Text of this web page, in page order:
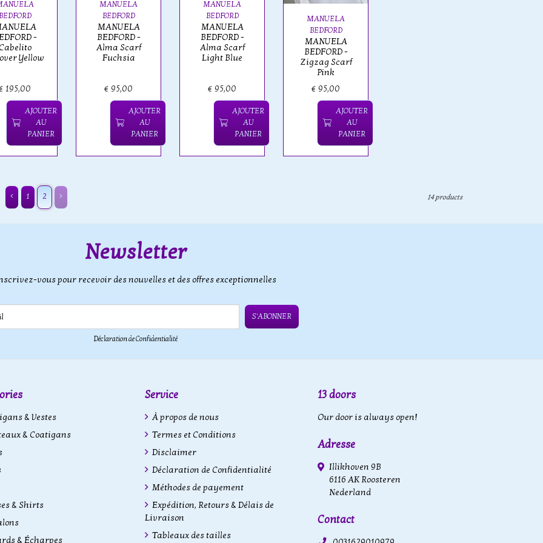
-
Cabelito
Yellow
195,00
AJOUTER
AU
PANIER
MANUELA
BEDFORD
MANUELA
BEDFORD -
Alma Scarf
Fuchsia
€ 95,00
AJOUTER
AU
PANIER
MANUELA
BEDFORD
MANUELA
BEDFORD -
Alma Scarf
Light Blue
€ 95,00
AJOUTER
AU
PANIER
MANUELA
BEDFORD
MANUELA
BEDFORD -
Zigzag Scarf
Pink
€ 95,00
AJOUTER
AU
PANIER
1 2 14 products
Newsletter
vous pour recevoir des nouvelles et des offres exceptionnelles
S'ABONNER
Déclaration de Confidentialité
& Vestes
& Coatigans
& Shirts
& Écharpes
Service
À propos de nous
Termes et Conditions
Disclaimer
Déclaration de Confidentialité
Méthodes de payement
Expédition, Retours & Délais de
Livraison
Tableaux des tailles
13 doors
Our door is always open!
Adresse
Illikhoven 9B
6116 AK Roosteren
Nederland
Contact